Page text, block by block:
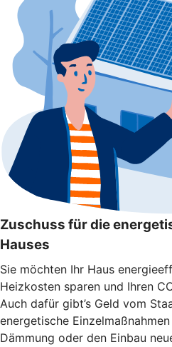
Zuschuss für die
Hauses
Sie möchten Ihr Haus
Heizkosten sparen und Ihren
Auch dafür gibt’s Geld vom
energetische
Dämmung oder den Einbau